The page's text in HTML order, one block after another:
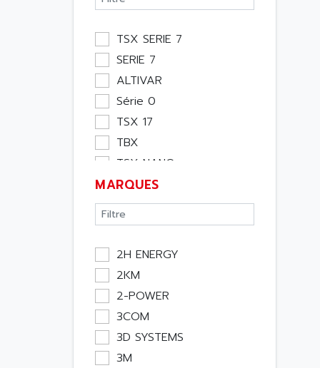
Memoire
Module Métier
Moteur
Pupitre Opérateur
Rack
Etude
Software
Variateur
Actif
Consommable
Energie
Optoélectronique
Passif
Bureau
Emballage
Informatique
TSX SERIE 7
SERIE 7
ALTIVAR
Série 0
TSX 17
TBX
TSX NANO
TSX PREMIUM
ASI
APRIL 5000
XUD
TSX MICRO
MAGELIS
TCCX
CCX17
TELEFAST
MARQUES
2H ENERGY
2KM
2-POWER
3COM
3D SYSTEMS
3M